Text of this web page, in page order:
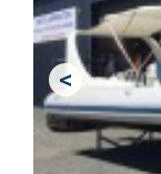
<Previous